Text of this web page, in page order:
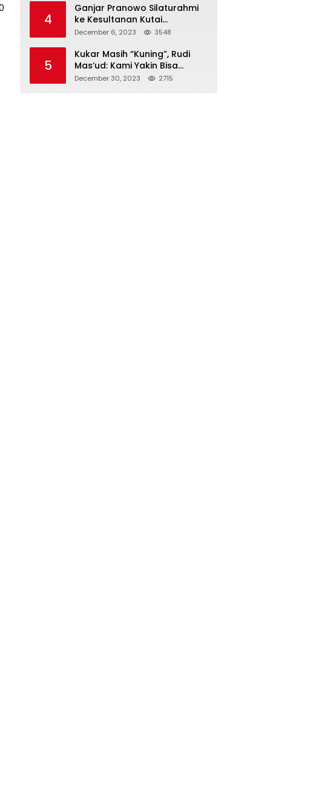
4
Ganjar Pranowo Silaturahmi
ke Kesultanan Kutai
Kartanegara
December 6, 2023 3548
5
Kukar Masih “Kuning”, Rudi
Mas’ud: Kami Yakin Bisa
Menang di Pemilu 2024
December 30, 2023 2715